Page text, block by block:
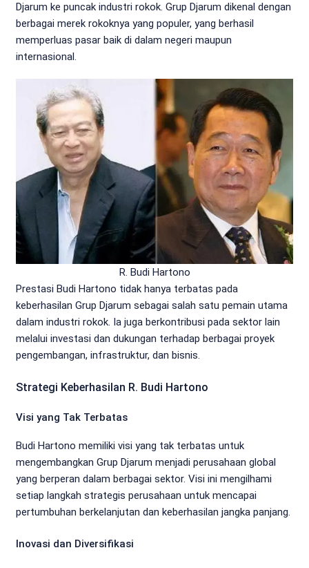
Djarum ke puncak industri rokok. Grup Djarum dikenal dengan
berbagai merek rokoknya yang populer, yang berhasil
memperluas pasar baik di dalam negeri maupun
internasional.
R. Budi Hartono
Prestasi Budi Hartono tidak hanya terbatas pada
keberhasilan Grup Djarum sebagai salah satu pemain utama
dalam industri rokok. Ia juga berkontribusi pada sektor lain
melalui investasi dan dukungan terhadap berbagai proyek
pengembangan, infrastruktur, dan bisnis.
Strategi Keberhasilan R. Budi Hartono
Visi yang Tak Terbatas
Budi Hartono memiliki visi yang tak terbatas untuk
mengembangkan Grup Djarum menjadi perusahaan global
yang berperan dalam berbagai sektor. Visi ini mengilhami
setiap langkah strategis perusahaan untuk mencapai
pertumbuhan berkelanjutan dan keberhasilan jangka panjang.
Inovasi dan Diversifikasi